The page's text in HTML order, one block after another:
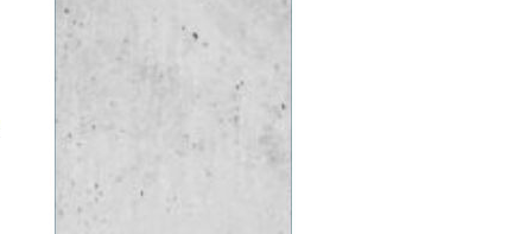
med tät bebyggelse,
krävs genomtänkt
trädvård för att både
människor och träd ska
må bra. Många
fastighetsägare, bos...